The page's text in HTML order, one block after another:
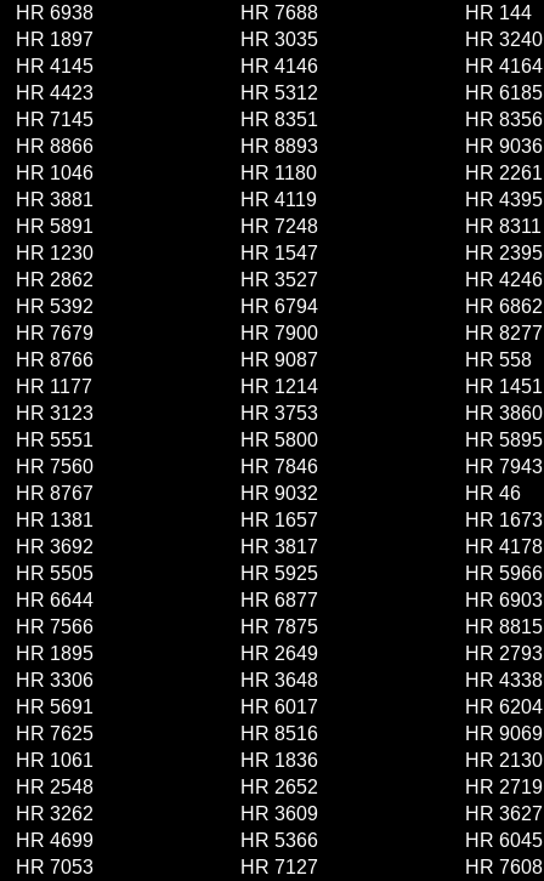
HR 6938
HR 7688
HR 144
HR 1897
HR 3035
HR 3240
HR 4145
HR 4146
HR 4164
HR 4423
HR 5312
HR 6185
HR 7145
HR 8351
HR 8356
HR 8866
HR 8893
HR 9036
HR 1046
HR 1180
HR 2261
HR 3881
HR 4119
HR 4395
HR 5891
HR 7248
HR 8311
HR 1230
HR 1547
HR 2395
HR 2862
HR 3527
HR 4246
HR 5392
HR 6794
HR 6862
HR 7679
HR 7900
HR 8277
HR 8766
HR 9087
HR 558
HR 1177
HR 1214
HR 1451
HR 3123
HR 3753
HR 3860
HR 5551
HR 5800
HR 5895
HR 7560
HR 7846
HR 7943
HR 8767
HR 9032
HR 46
HR 1381
HR 1657
HR 1673
HR 3692
HR 3817
HR 4178
HR 5505
HR 5925
HR 5966
HR 6644
HR 6877
HR 6903
HR 7566
HR 7875
HR 8815
HR 1895
HR 2649
HR 2793
HR 3306
HR 3648
HR 4338
HR 5691
HR 6017
HR 6204
HR 7625
HR 8516
HR 9069
HR 1061
HR 1836
HR 2130
HR 2548
HR 2652
HR 2719
HR 3262
HR 3609
HR 3627
HR 4699
HR 5366
HR 6045
HR 7053
HR 7127
HR 7608